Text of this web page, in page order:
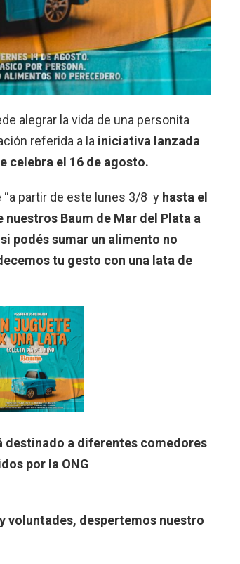
alegrar la vida de una personita
referida a la iniciativa lanzada
celebra el 16 de agosto.
partir de este lunes 3/8 y hasta el
Baum de Mar del Plata a
podés sumar un alimento no
tu gesto con una lata de
destinado a diferentes comedores
por la ONG
voluntades, despertemos nuestro